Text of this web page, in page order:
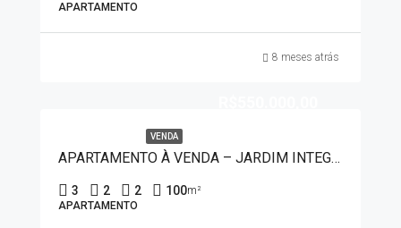
APARTAMENTO
8 meses atrás
VENDA
APARTAMENTO À VENDA – JARDIM INTEGRAÇÃO 2793
3 2 2 100m²
APARTAMENTO